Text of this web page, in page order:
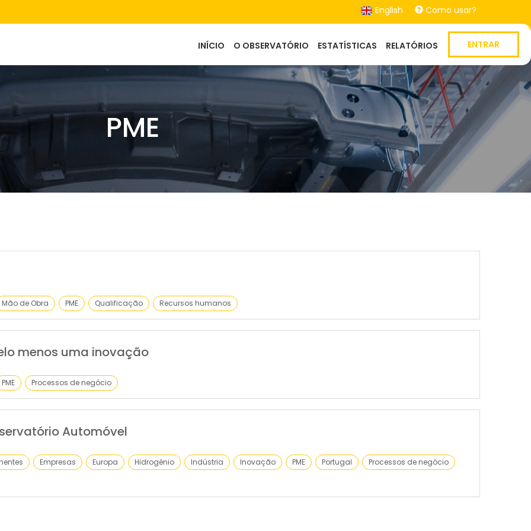
English Como usar?
ENTRAR
navigation
INÍCIO O OBSERVATÓRIO ESTATÍSTICAS RELATÓRIOS
PME
Mão de Obra PME Qualificação Recursos humanos
menos uma inovação
PME Processos de negócio
Automóvel
Empresas Europa Hidrogénio Indústria Inovação PME Portugal
Processos de negócio